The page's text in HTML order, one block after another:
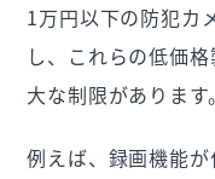
1万円以下の防犯カ
し、これらの低価
大な制限があります。
例えば、録画機能